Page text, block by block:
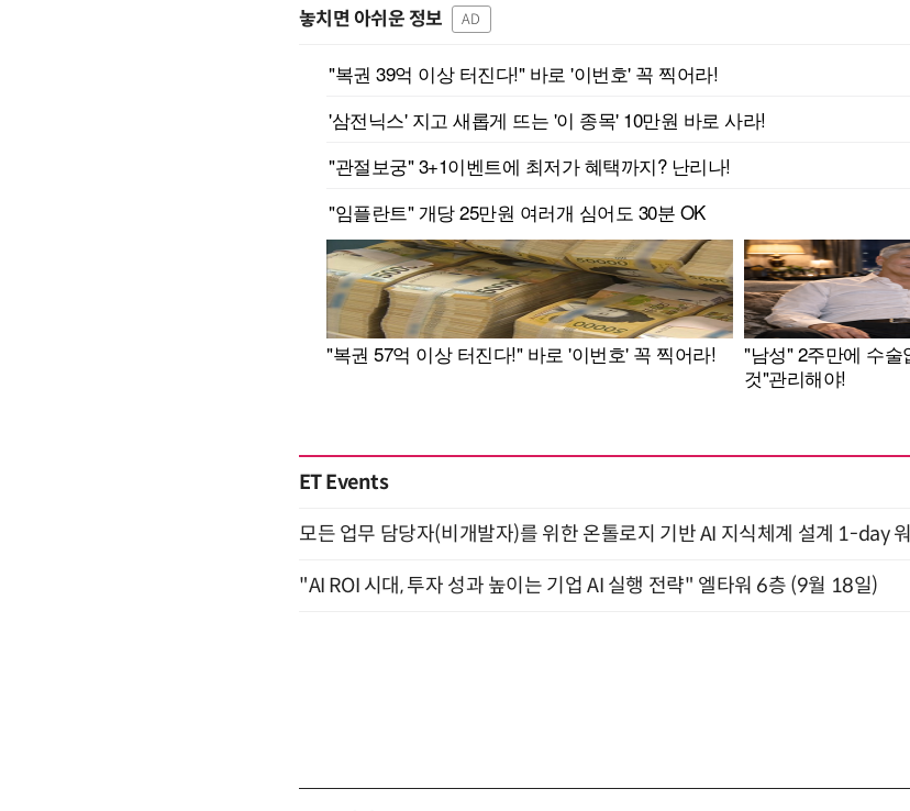
놓치면 아쉬운 정보 AD
ET Events
모든 업무 담당자(비개발자)를 위한 온톨로지 기반 AI 지식체계 설계 1-day
"AI ROI 시대, 투자 성과 높이는 기업 AI 실행 전략" 엘타워 6층 (9월 18일)